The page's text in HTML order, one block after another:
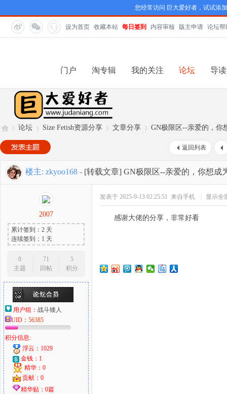
您经常访问 巨大爱好者，试试添
设为首页 收藏本站 每日签到 内容审核 版主申请 论坛帮
门户 淘专辑 我的关注 论坛 导读
巨
爱
»
论坛
›
Size Fetish资源分享
›
文章分享
›
GN极限区--亲爱的，你
返回列表
楼主: zkyoo168 - [转载文章] GN极限区--亲爱的，你想成
2007
累计签到：2 天
连续签到：1 天
0
主题
71
回帖
5
积分
用户组： 战斗矮人
UID： 56385
积分信息:
浮云：1029
金钱：1
精华：0
贡献：0
精华贴：0篇
发表于 2025-9-13 02:25:51 来自手机 显示全
感谢大佬的分享，非常好看